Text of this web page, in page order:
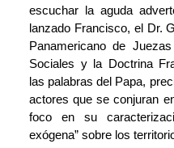
escuchar la aguda
lanzado Francisco, el Dr.
Panamericano de
Sociales y la Doctrina
las palabras del Papa,
actores que se conjuran
foco en su
exógena” sobre los